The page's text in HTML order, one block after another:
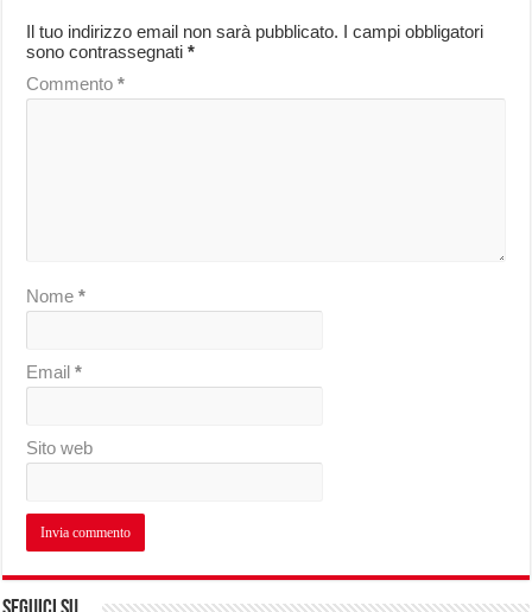
Il tuo indirizzo email non sarà pubblicato. I campi obbligatori
sono contrassegnati*
Commento*
Nome*
Email*
Sito web